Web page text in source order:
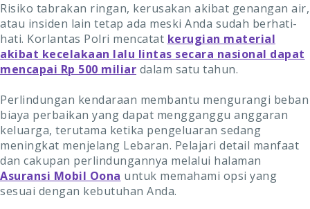
Risiko tabrakan ringan, kerusakan akibat genangan air,
atau insiden lain tetap ada meski Anda sudah berhati-
hati. Korlantas Polri mencatat kerugian material
akibat kecelakaan lalu lintas secara nasional dapat
mencapai Rp 500 miliar dalam satu tahun.
Perlindungan kendaraan membantu mengurangi beban
biaya perbaikan yang dapat mengganggu anggaran
keluarga, terutama ketika pengeluaran sedang
meningkat menjelang Lebaran. Pelajari detail manfaat
dan cakupan perlindungannya melalui halaman
Asuransi Mobil Oona untuk memahami opsi yang
sesuai dengan kebutuhan Anda.